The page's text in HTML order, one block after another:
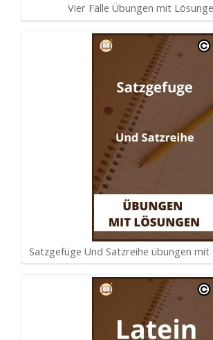
Vier Fälle Übungen mit
Satzgefüge Und Satzreihe übungen mit